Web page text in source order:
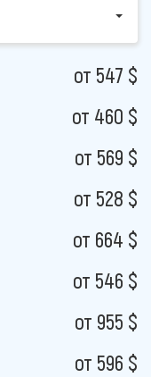
от 547 $
от 460 $
от 569 $
от 528 $
от 664 $
от 546 $
от 955 $
от 596 $